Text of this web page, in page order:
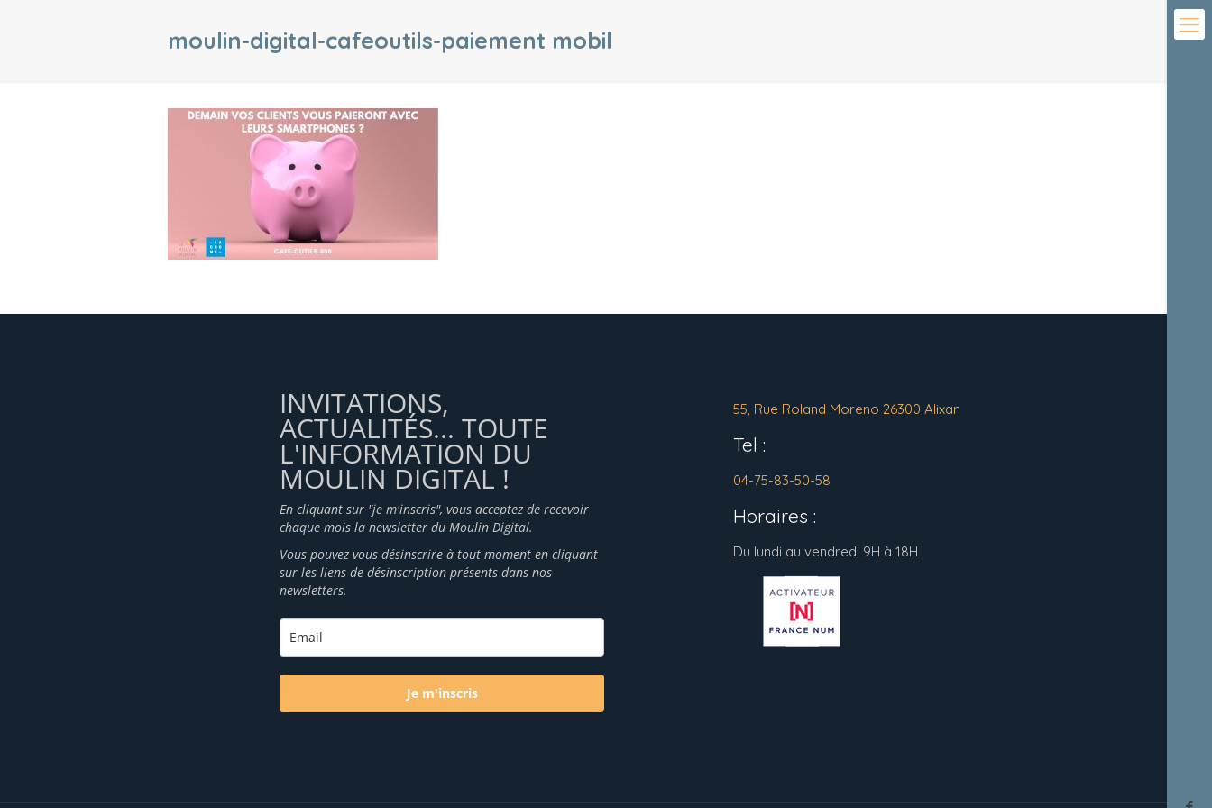
moulin-digital-cafeoutils-paiement mobil
INVITATIONS,
ACTUALITÉS... TOUTE
L'INFORMATION DU
MOULIN DIGITAL !
En cliquant sur "je m'inscris", vous acceptez de recevoir
chaque mois la newsletter du Moulin Digital.
Vous pouvez vous désinscrire à tout moment en cliquant
sur les liens de désinscription présents dans nos
newsletters.
Je m'inscris
55, Rue Roland Moreno 26300 Alixan
Tel :
04-75-83-50-58
Horaires :
Du lundi au vendredi 9H à 18H